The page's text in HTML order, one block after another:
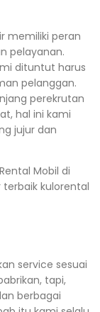
memiliki peran
pelayanan.
dituntut harus
pelanggan.
perekrutan
hal ini kami
jujur dan
Mobil di
terbaik kulorental
service sesuai
tapi,
berbagai